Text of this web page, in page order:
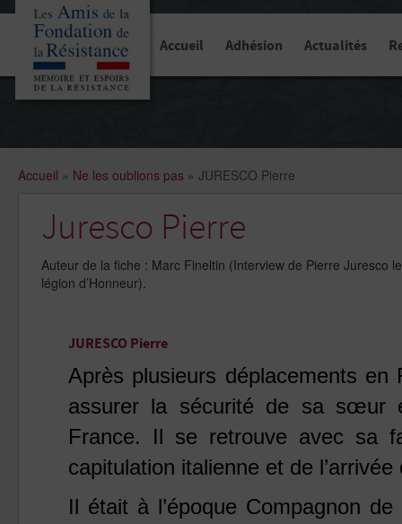
Accueil Adhésion Actualités
Accueil » Ne les oublions pas » JURESCO Pierre
Juresco Pierre
Auteur de la fiche : Marc Fineltin (Interview de Pierre Juresco
légion d’Honneur).
JURESCO Pierre
Après plusieurs déplacements
assurer la sécurité de sa sœur
France. Il se retrouve avec sa
capitulation italienne et de
Il était à l’époque Compagnon
Panneau de gestion des cookies